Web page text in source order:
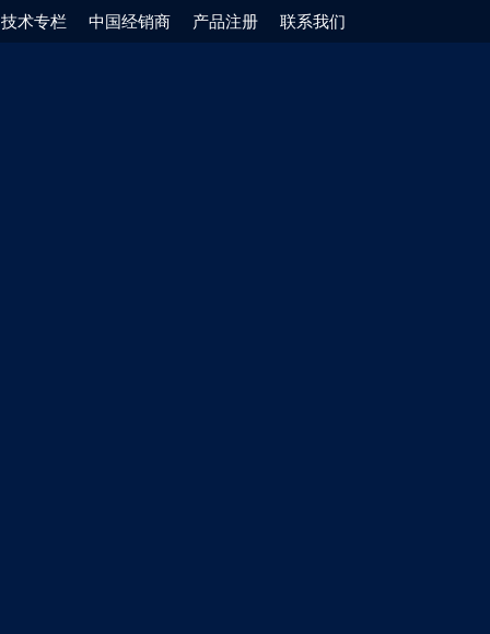
技术专栏 中国经销商 产品注册 联系我们